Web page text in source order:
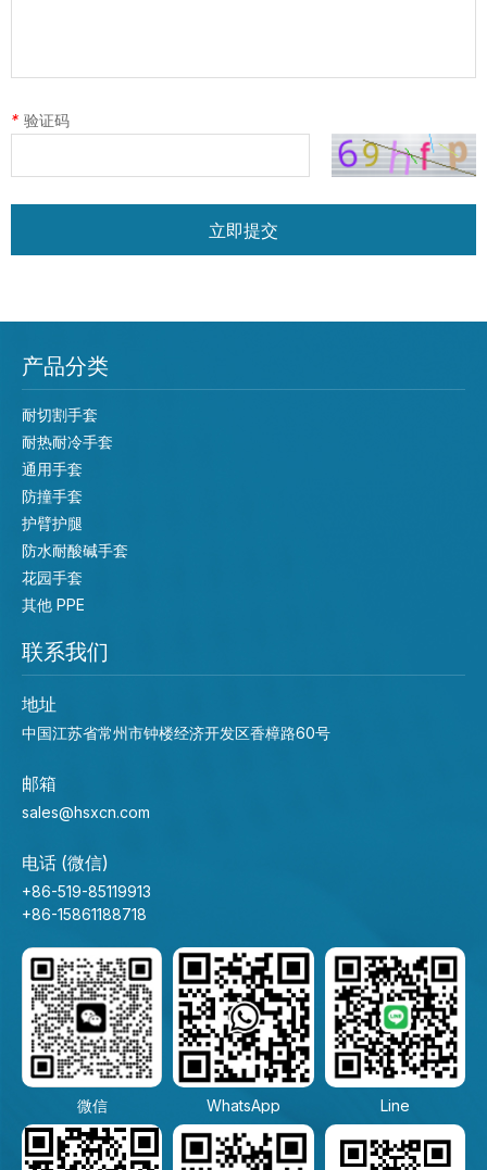
* 验证码
立即提交
产品分类
耐切割手套
耐热耐冷手套
通用手套
防撞手套
护臂护腿
防水耐酸碱手套
花园手套
其他 PPE
联系我们
地址
中国江苏省常州市钟楼经济开发区香樟路60号
邮箱
sales@hsxcn.com
电话 (微信)
+86-519-85119913
+86-15861188718
微信 WhatsApp Line